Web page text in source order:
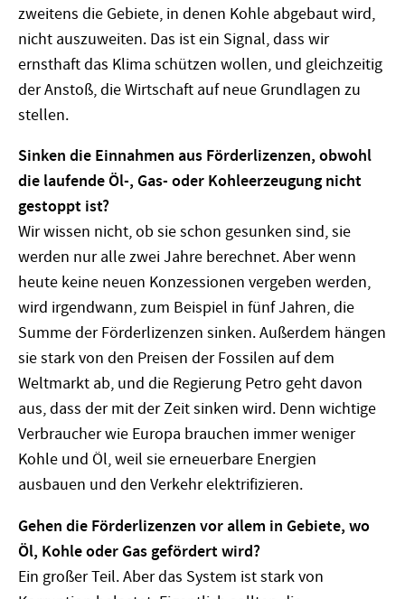
zweitens die Gebiete, in denen Kohle abgebaut wird,
nicht auszuweiten. Das ist ein Signal, dass wir
ernsthaft das Klima schützen wollen, und gleichzeitig
der Anstoß, die Wirtschaft auf neue Grundlagen zu
stellen.
Sinken die Einnahmen aus Förderlizenzen, obwohl
die laufende Öl-, Gas- oder Kohleerzeugung nicht
gestoppt ist?
Wir wissen nicht, ob sie schon gesunken sind, sie
werden nur alle zwei Jahre berechnet. Aber wenn
heute keine neuen Konzessionen vergeben werden,
wird irgendwann, zum Beispiel in fünf Jahren, die
Summe der Förderlizenzen sinken. Außerdem hängen
sie stark von den Preisen der Fossilen auf dem
Weltmarkt ab, und die Regierung Petro geht davon
aus, dass der mit der Zeit sinken wird. Denn wichtige
Verbraucher wie Europa brauchen immer weniger
Kohle und Öl, weil sie erneuerbare Energien
ausbauen und den Verkehr elektrifizieren.
Gehen die Förderlizenzen vor allem in Gebiete, wo
Öl, Kohle oder Gas gefördert wird?
Ein großer Teil. Aber das System ist stark von